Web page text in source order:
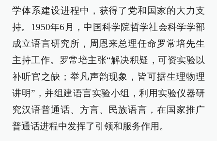
学体系建设进程中，获得了党和国家的大力支
持。1950年6月，中国科学院哲学社会科学学部
成立语言研究所，周恩来总理任命罗常培先生
主持工作。罗常培主张“解决积疑，可资实验以
补听官之缺；举凡声韵现象，皆可据生理物理
讲明”，并组建语言实验小组，利用实验仪器研
究汉语普通话、方言、民族语言，在国家推广
普通话进程中发挥了引领和服务作用。